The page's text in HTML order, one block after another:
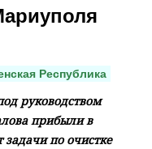
Республика
руководством
прибыли в
по очистке